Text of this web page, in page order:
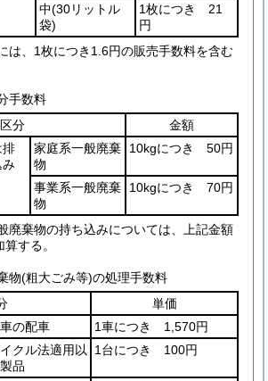
中(30リットル
袋)
1枚につき 21
円
、1枚につき1.6円の販売手数料を含む
手数料
区分
金額
排
み
家庭系一般廃棄
物
10kgにつき 50円
事業系一般廃棄
物
10kgにつき 70円
棄物の持ち込みについては、上記金額
する。
物(粗大ごみ等)の処理手数料
単価
の配車
1車につき 1,570円
クル法適用以
品
1台につき 100円